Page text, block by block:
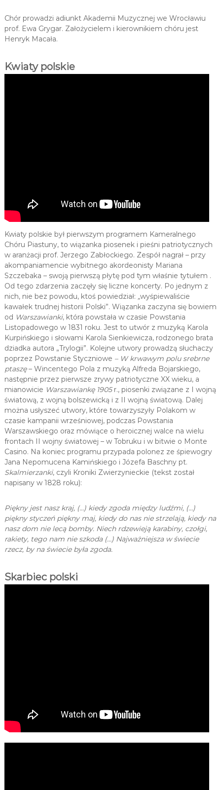
Chór prowadzi adiunkt Akademii Muzycznej we Wrocławiu
prof. Ewa Grygar. Założycielem i kierownikiem chóru jest
Henryk Macała.
Kwiaty polskie
Kwiaty polskie był pierwszym programem Kameralnego
Chóru Piastuny, to wiązanka piosenek i pieśni patriotycznych
w aranżacji prof. Jerzego Zabłockiego. Zespół nagrał – przy
akompaniamencie wybitnego akordeonisty Mariana
Szczebaka – swoją pierwszą płytę pod tym właśnie tytułem .
Od tego zdarzenia zaczęły się liczne koncerty. Po jednym z
nich, nie bez powodu, ktoś powiedział: „wyśpiewaliście
kawałek trudnej historii Polski”. Wiązanka zaczyna się bowiem
od Warszawianki, która powstała w czasie Powstania
Listopadowego w 1831 roku. Jest to utwór z muzyką Karola
Kurpińskiego i słowami Karola Sienkiewicza, rodzonego brata
dziadka autora „Trylogii”. Kolejne utwory prowadzą słuchaczy
poprzez Powstanie Styczniowe – W krwawym polu srebrne
ptaszę– Wincentego Pola z muzyką Alfreda Bojarskiego,
następnie przez pierwsze zrywy patriotyczne XX wieku, a
mianowicie Warszawiankę 1905r., piosenki związane z I wojną
światową, z wojną bolszewicką i z II wojną światową. Dalej
można usłyszeć utwory, które towarzyszyły Polakom w
czasie kampanii wrześniowej, podczas Powstania
Warszawskiego oraz mówiące o heroicznej walce na wielu
frontach II wojny światowej – w Tobruku i w bitwie o Monte
Casino. Na koniec programu przypada polonez ze śpiewogry
Jana Nepomucena Kamińskiego i Józefa Baschny pt.
Skalmierzanki, czyli Kroniki Zwierzynieckie (tekst został
napisany w 1828 roku):
Piękny jest nasz kraj, (…) kiedy zgoda między ludźmi, (…)
piękny styczeń piękny maj, kiedy do nas nie strzelają, kiedy na
nasz dom nie lecą bomby. Niech rdzewieją karabiny, czołgi,
rakiety, tego nam nie szkoda (…) Najważniejsza w świecie
rzecz, by na świecie była zgoda.
Skarbiec polski